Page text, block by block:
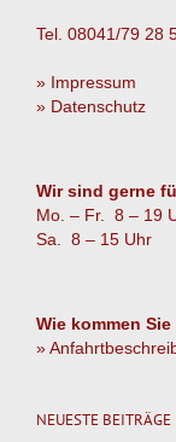
Tel. 08041/79 28
» Impressum
» Datenschutz
Wir sind gerne
Mo. – Fr. 8 – 19
Sa. 8 – 15 Uhr
Wie kommen
»
NEUESTE BEITRÄGE